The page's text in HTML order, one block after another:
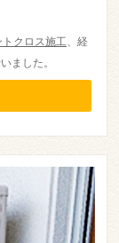
トクロス施工 、経
ました。